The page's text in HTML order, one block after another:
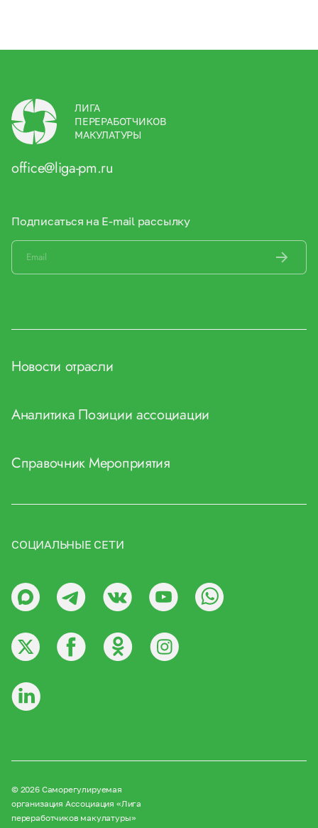
ЛИГА
ПЕРЕРАБОТЧИКОВ
МАКУЛАТУРЫ
office@liga-pm.ru
Подписаться на E-mail рассылку
Новости отрасли
Аналитика Позиции ассоциации
СправочникМероприятия
СОЦИАЛЬНЫЕ СЕТИ
© 2026 Саморегулируемая
организация Ассоциация «Лига
переработчиков макулатуры»